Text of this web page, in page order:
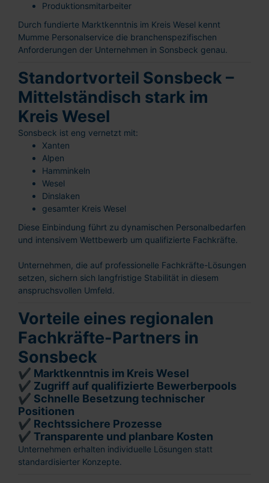
Produktionsmitarbeiter
Durch fundierte Marktkenntnis im Kreis Wesel kennt
Mumme Personalservice die branchenspezifischen
Anforderungen der Unternehmen in Sonsbeck genau.
Standortvorteil Sonsbeck –
Mittelständisch stark im
Kreis Wesel
Sonsbeck ist eng vernetzt mit:
Xanten
Alpen
Hamminkeln
Wesel
Dinslaken
gesamter Kreis Wesel
Diese Einbindung führt zu dynamischen Personalbedarfen
und intensivem Wettbewerb um qualifizierte Fachkräfte.
Unternehmen, die auf professionelle Fachkräfte-Lösungen
setzen, sichern sich langfristige Stabilität in diesem
anspruchsvollen Umfeld.
Vorteile eines regionalen
Fachkräfte-Partners in
Sonsbeck
✔ Marktkenntnis im Kreis Wesel
✔ Zugriff auf qualifizierte Bewerberpools
✔ Schnelle Besetzung technischer
Positionen
✔ Rechtssichere Prozesse
✔ Transparente und planbare Kosten
Unternehmen erhalten individuelle Lösungen statt
standardisierter Konzepte.